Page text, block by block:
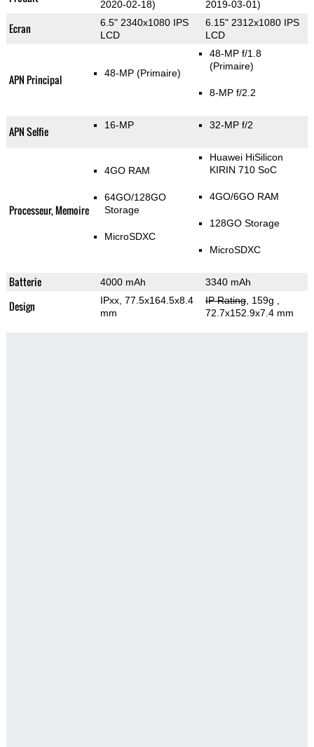
2020-02-18)
2019-03-01)
Ecran
6.5" 2340x1080 IPS
LCD
6.15" 2312x1080 IPS
LCD
APN Principal 48-MP (Primaire)
48-MP f/1.8
(Primaire)
8-MP f/2.2
APN Selfie 16-MP 32-MP f/2
Processeur, Memoire
4GO RAM
64GO/128GO
Storage
MicroSDXC
Huawei HiSilicon
KIRIN 710 SoC
4GO/6GO RAM
128GO Storage
MicroSDXC
Batterie 4000 mAh 3340 mAh
Design
IPxx, 77.5x164.5x8.4
mm
IP Rating, 159g
72.7x152.9x7.4 mm